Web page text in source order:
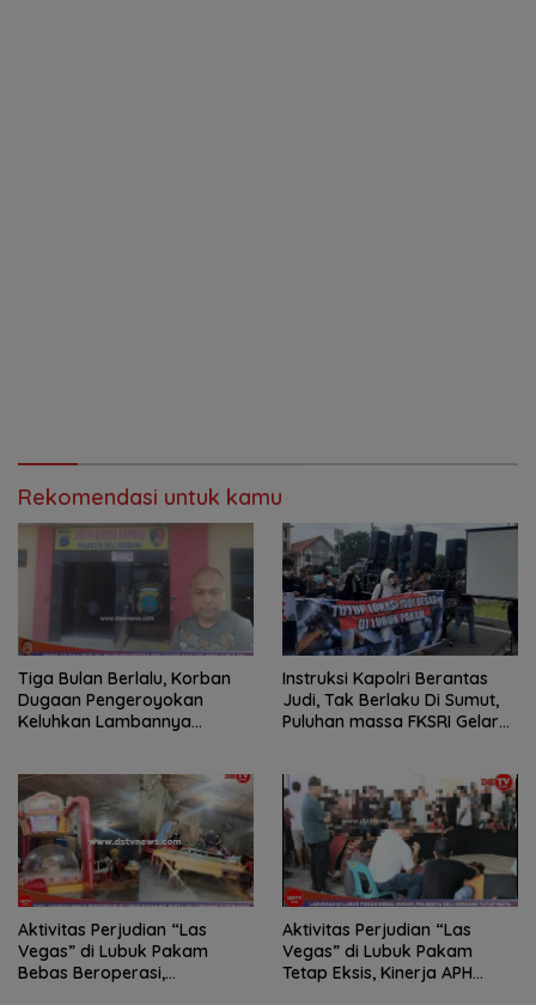
Rekomendasi untuk kamu
Tiga Bulan Berlalu, Korban
Dugaan Pengeroyokan
Keluhkan Lambannya
Instruksi Kapolri Berantas
Judi, Tak Berlaku Di Sumut,
Puluhan massa FKSRI Gelar
Aktivitas Perjudian “Las
Vegas” di Lubuk Pakam
Bebas Beroperasi,
Aktivitas Perjudian “Las
Vegas” di Lubuk Pakam
Tetap Eksis, Kinerja APH